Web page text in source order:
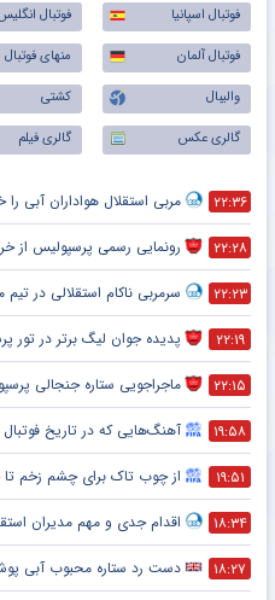
فوتبال اسپانیا
فوتبال
فوتبال آلمان
منهای فوتبال
والیبال
کشتی
گالری عکس
گالری فیلم
۲۲:۳۶ مربی استقلال هواداران آبی
۲۲:۲۸ رونمایی رسمی پرسپولیس از
۲۲:۲۳ سرمربی ناکام استقلالی در
۲۲:۱۹ پدیده جوان لیگ برتر در تور
۲۲:۱۵ ماجراجویی ستاره جنجالی
۱۹:۵۸ آهنگ‌هایی که در تاریخ فوتبال
۱۹:۵۱ از چوب تاک برای چشم زخم تا
۱۸:۳۴ اقدام جدی و مهم مدیران
۱۸:۲۷ دست رد ستاره محبوب آبی پوشان